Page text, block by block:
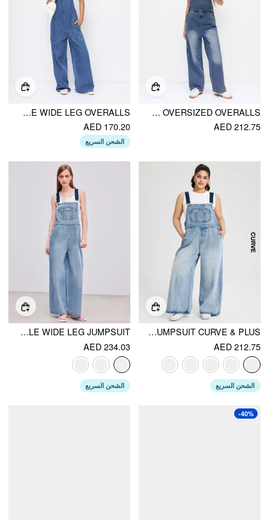
PETITE DENIM WASHED LOW RISE METAL DETAIL WIDE LEG OVERSIZED OVERALLS
AED 212.75
DENIM BOWKNOT MID RISE WIDE LEG OVERALLS
AED 170.20
الشحن السريع
DENIM POCKET WIDE LEG JUMPSUIT CURVE & PLUS
AED 212.75
الشحن السريع
DENIM BUCKLE WIDE LEG JUMPSUIT
AED 234.03
الشحن السريع
-40%